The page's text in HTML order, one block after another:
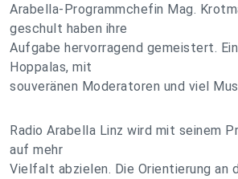
Arabella-Programmchefin Mag.
geschult haben ihre
Aufgabe hervorragend gemeistert.
Hoppalas, mit
souveränen Moderatoren und viel
Radio Arabella Linz wird mit seinem
auf mehr
Vielfalt abzielen. Die Orientierung an